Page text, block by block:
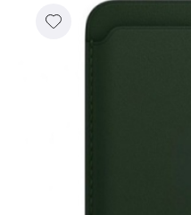
Реквизиты